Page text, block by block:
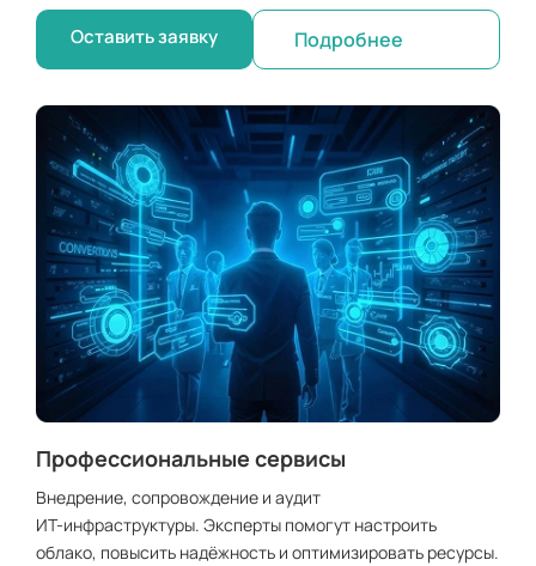
Оставить заявку Подробнее
Профессиональные сервисы
Внедрение, сопровождение и аудит
ИТ-инфраструктуры. Эксперты помогут настроить
облако, повысить надёжность и оптимизировать ресурсы.